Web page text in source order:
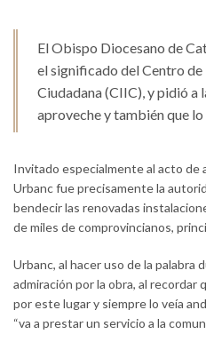
El Obispo Diocesano de
el significado del Centro
Ciudadana (CIIC), y pidió a
aproveche y también que lo
Invitado especialmente al acto de
Urbanc fue precisamente la
bendecir las renovadas
de miles de comprovincianos,
Urbanc, al hacer uso de la palabra
admiración por la obra, al recordar
por este lugar y siempre lo veía
“va a prestar un servicio a la